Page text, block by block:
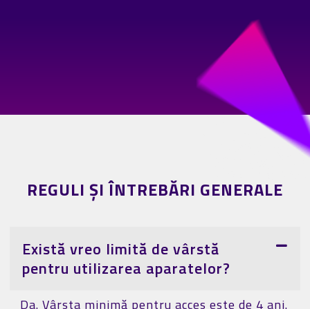
REGULI ȘI ÎNTREBĂRI GENERALE
Există vreo limită de vârstă
pentru utilizarea aparatelor?
Da. Vârsta minimă pentru acces este de 4 ani.